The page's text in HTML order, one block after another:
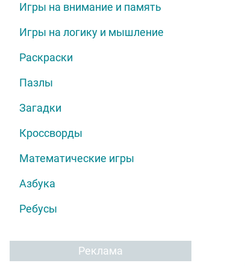
Игры на внимание и память
Игры на логику и мышление
Раскраски
Пазлы
Загадки
Кроссворды
Математические игры
Азбука
Ребусы
Реклама